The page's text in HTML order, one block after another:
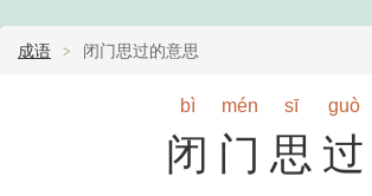
成语 闭门思过的意思
bì mén sī guò
闭门思过